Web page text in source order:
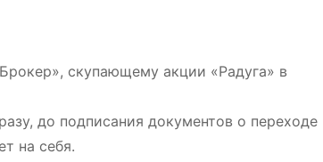
скупающему акции «Радуга» в
до подписания документов о переходе
на себя.